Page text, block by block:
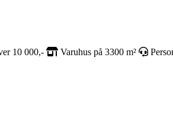
10 000,- Varuhus på 3300 m²